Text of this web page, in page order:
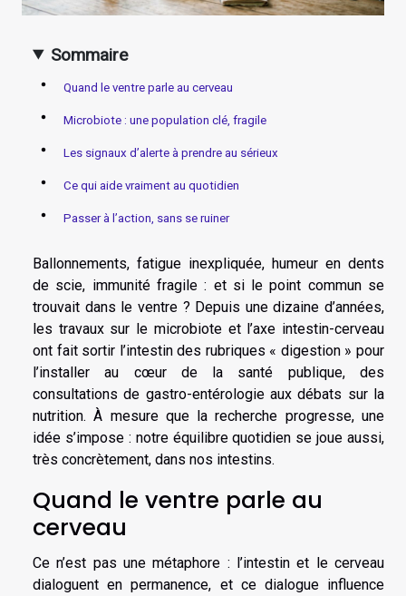
Sommaire
Quand le ventre parle au cerveau
Microbiote : une population clé, fragile
Les signaux d’alerte à prendre au sérieux
Ce qui aide vraiment au quotidien
Passer à l’action, sans se ruiner
Ballonnements, fatigue inexpliquée, humeur en dents
de scie, immunité fragile : et si le point commun se
trouvait dans le ventre ? Depuis une dizaine d’années,
les travaux sur le microbiote et l’axe intestin-cerveau
ont fait sortir l’intestin des rubriques « digestion » pour
l’installer au cœur de la santé publique, des
consultations de gastro-entérologie aux débats sur la
nutrition. À mesure que la recherche progresse, une
idée s’impose : notre équilibre quotidien se joue aussi,
très concrètement, dans nos intestins.
Quand le ventre parle au
cerveau
Ce n’est pas une métaphore : l’intestin et le cerveau
dialoguent en permanence, et ce dialogue influence